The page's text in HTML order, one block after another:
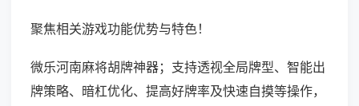
聚焦相关游戏功能优势与特色！
微乐河南麻将胡牌神器；支持透视全局牌型、智能出
牌策略、暗杠优化、提高好牌率及快速自摸等操作，